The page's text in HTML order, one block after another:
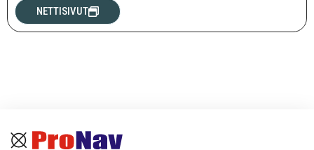
NETTISIVUT